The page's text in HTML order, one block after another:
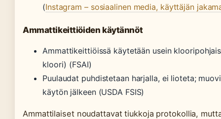
(Instagram – sosiaalinen media, käyttäjän
Ammattikeittiöiden käytännöt
Ammattikeittiöissä käytetään usein
kloori) (FSAI)
Puulaudat puhdistetaan harjalla, ei lioteta;
käytön jälkeen (USDA FSIS)
Ammattilaiset noudattavat tiukkoja protokollia,